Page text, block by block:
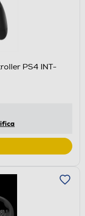
PS4 INT-